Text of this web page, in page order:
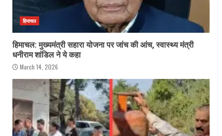
हिमाचल
हिमाचल: मुख्यमंत्री सहारा योजना पर जांच की आंच, स्वास्थ्य मंत्री
धनीराम शांडिल ने ये कहा
March 14, 2026